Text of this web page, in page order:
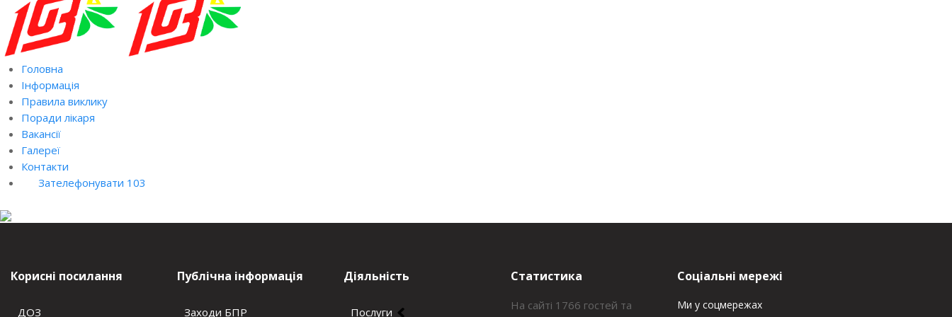
Головна
Інформація
Правила виклику
Поради лікаря
Вакансії
Галереї
Контакти
Зателефонувати 103
Корисні посилання
ДОЗ
Публічна інформація
Заходи БПР
Діяльність
Послуги
Статистика
На сайті 1766 гостей та
Соціальні мережі
Ми у соцмережах